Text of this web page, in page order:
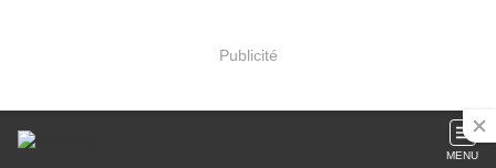
Publicité
MENU